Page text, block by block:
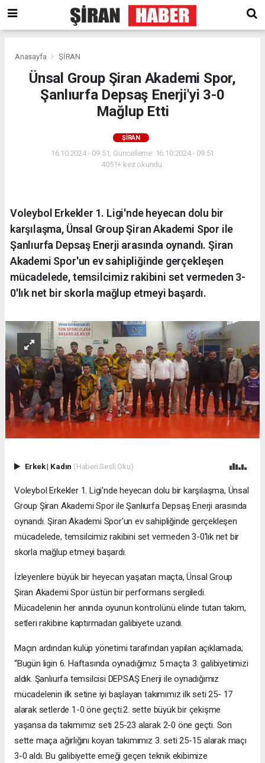
Anasayfa ŞİRAN
Ünsal Group Şiran Akademi Spor,
Şanlıurfa Depsaş Enerji'yi 3-0
Mağlup Etti
ŞİRAN
16.10.2024 - 09:51, Güncelleme: 16.10.2024 - 09:51
4051+ kez okundu.
Voleybol Erkekler 1. Ligi'nde heyecan dolu bir
karşılaşma, Ünsal Group Şiran Akademi Spor ile
Şanlıurfa Depsaş Enerji arasında oynandı. Şiran
Akademi Spor'un ev sahipliğinde gerçekleşen
mücadelede, temsilcimiz rakibini set vermeden 3-
0'lık net bir skorla mağlup etmeyi başardı.
Erkek| Kadın (Haberi Sesli Oku)
Voleybol Erkekler 1. Ligi'nde heyecan dolu bir karşılaşma, Ünsal
Group Şiran Akademi Spor ile Şanlıurfa Depsaş Enerji arasında
oynandı. Şiran Akademi Spor'un ev sahipliğinde gerçekleşen
mücadelede, temsilcimiz rakibini set vermeden 3-0'lık net bir
skorla mağlup etmeyi başardı.
İzleyenlere büyük bir heyecan yaşatan maçta, Ünsal Group
Şiran Akademi Spor üstün bir performans sergiledi.
Mücadelenin her anında oyunun kontrolünü elinde tutan takım,
setleri rakibine kaptırmadan galibiyete uzandı.
Maçın ardından kulüp yönetimi tarafından yapılan açıklamada;
“Bugün ligin 6. Haftasında oynadığımız 5 maçta 3. galibiyetimizi
aldık. Şanlıurfa temsilcisi DEPSAŞ Enerji ile oynadığımız
mücadelenin ilk setine iyi başlayan takımımız ilk seti 25- 17
alarak setlerde 1-0 öne geçti.2. sette büyük bir çekişme
yaşansa da takımımız seti 25-23 alarak 2-0 öne geçti. Son
sette maça ağırlığını koyan takımımız 3. seti 25-15 alarak maçı
3-0 aldı. Bu galibiyette emeği geçen teknik ekibimize